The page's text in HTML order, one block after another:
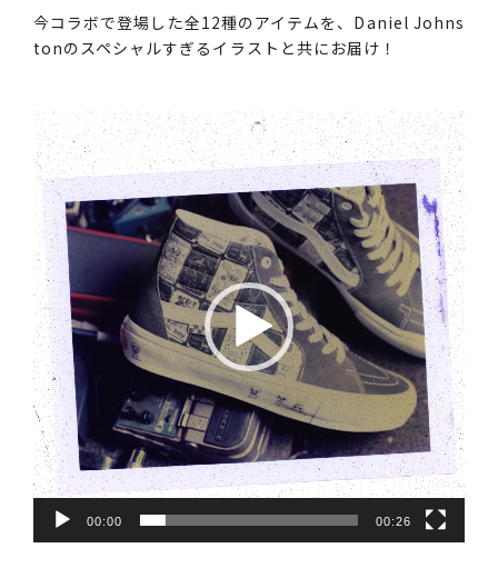
今コラボで登場した全12種のアイテムを、Daniel Johns
tonのスペシャルすぎるイラストと共にお届け！
動
画
プ
レ
ー
ヤ
ー
00:00 00:26